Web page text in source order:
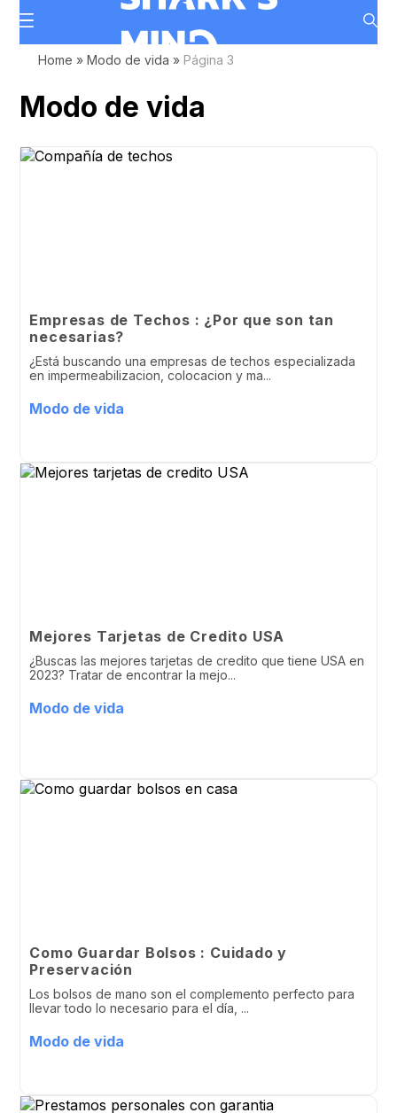
Home » Modo de vida » Página 3
Modo de vida
Empresas de Techos : ¿Por que son tan
necesarias?
¿Está buscando una empresas de techos especializada
en impermeabilizacion, colocacion y ma...
Modo de vida
Mejores Tarjetas de Credito USA
¿Buscas las mejores tarjetas de credito que tiene USA en
2023? Tratar de encontrar la mejo...
Modo de vida
Como Guardar Bolsos : Cuidado y
Preservación
Los bolsos de mano son el complemento perfecto para
llevar todo lo necesario para el día, ...
Modo de vida